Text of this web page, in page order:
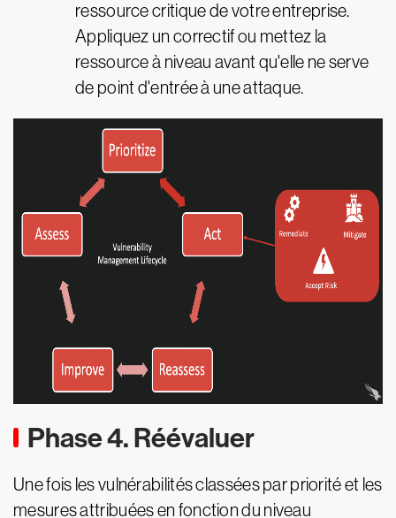
ressource critique de votre entreprise.
Appliquez un correctif ou mettez la
ressource à niveau avant qu'elle ne serve
de point d'entrée à une attaque.
Phase 4. Réévaluer
Une fois les vulnérabilités classées par priorité et les
mesures attribuées en fonction du niveau